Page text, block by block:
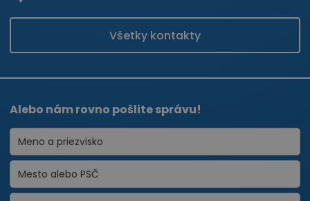
Všetky kontakty
Alebo nám rovno pošlite správu!